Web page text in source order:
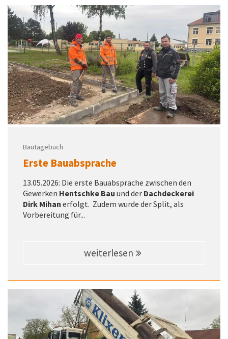
Bautagebuch
Erste Bauabsprache
13.05.2026: Die erste Bauabsprache zwischen den
Gewerken Hentschke Bau und der Dachdeckerei
Dirk Mihan erfolgt. Zudem wurde der Split, als
Vorbereitung für...
weiterlesen